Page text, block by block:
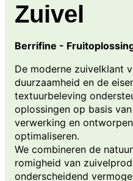
Zuivel
Berrifine -
De moderne zuivelklant
duurzaamheid en de
textuurbeleving
oplossingen op basis
verwerking en
optimaliseren.
We combineren de
romigheid van
onderscheidend